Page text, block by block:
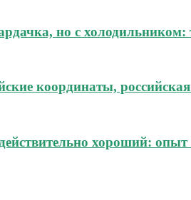
но с
координаты,
хороший: